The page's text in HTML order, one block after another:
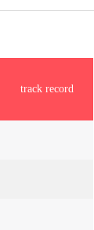
track record